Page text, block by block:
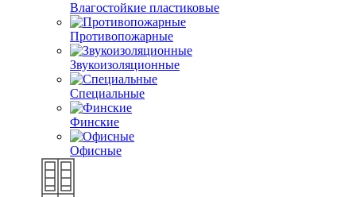
Влагостойкие пластиковые
Противопожарные
Звукоизоляционные
Специальные
Финские
Офисные